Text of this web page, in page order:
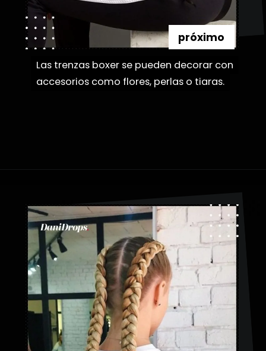
Las trenzas boxer se pueden decorar con
accesorios como flores, perlas o tiaras.
Las trenzas boxer se pueden decorar con
accesorios como flores, perlas o tiaras.
próximo